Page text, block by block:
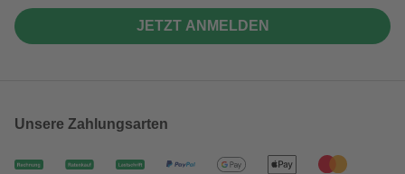
JETZT ANMELDEN
Unsere Zahlungsarten